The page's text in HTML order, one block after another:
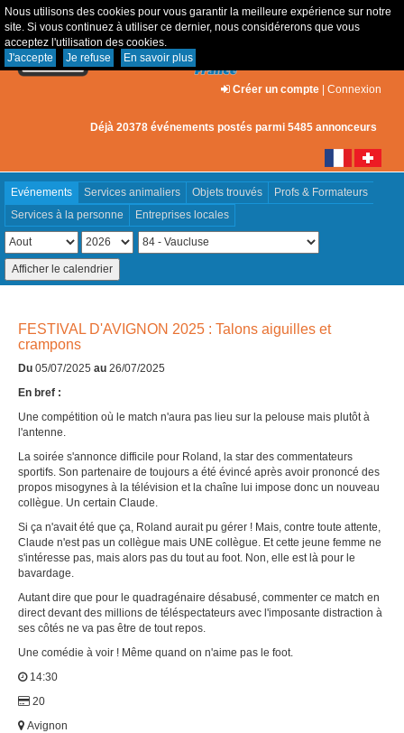
Nous utilisons des cookies pour vous garantir la meilleure expérience sur notre
site. Si vous continuez à utiliser ce dernier, nous considérerons que vous
acceptez l'utilisation des cookies.
J'accepte
Je refuse En savoir plus
Créer un compte | Connexion
Déjà 20378 événements postés parmi 5485 annonceurs
Evénements Services animaliers Objets trouvés
Profs & Formateurs
Services à la personne
Entreprises locales
FESTIVAL D'AVIGNON 2025 : Talons aiguilles et
crampons
Du 05/07/2025 au 26/07/2025
En bref :
Une compétition où le match n'aura pas lieu sur la pelouse mais plutôt à
l'antenne.
La soirée s'annonce difficile pour Roland, la star des commentateurs
sportifs. Son partenaire de toujours a été évincé après avoir prononcé des
propos misogynes à la télévision et la chaîne lui impose donc un nouveau
collègue. Un certain Claude.
Si ça n'avait été que ça, Roland aurait pu gérer ! Mais, contre toute attente,
Claude n'est pas un collègue mais UNE collègue. Et cette jeune femme ne
s'intéresse pas, mais alors pas du tout au foot. Non, elle est là pour le
bavardage.
Autant dire que pour le quadragénaire désabusé, commenter ce match en
direct devant des millions de téléspectateurs avec l'imposante distraction à
ses côtés ne va pas être de tout repos.
Une comédie à voir ! Même quand on n'aime pas le foot.
14:30
20
Avignon